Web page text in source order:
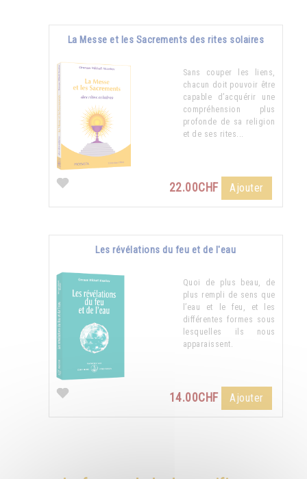
La Messe et les Sacrements des rites solaires
Sans couper les liens,
chacun doit pouvoir être
capable d’acquérir une
compréhension plus
profonde de sa religion
et de ses rites...
22.00CHF Ajouter
Les révélations du feu et de l'eau
Quoi de plus beau, de
plus rempli de sens que
l’eau et le feu, et les
différentes formes sous
lesquelles ils nous
apparaissent.
14.00CHF Ajouter